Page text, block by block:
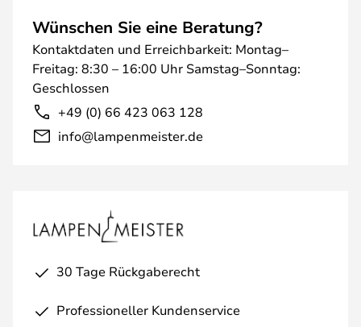
Wünschen Sie eine Beratung?
Kontaktdaten und Erreichbarkeit: Montag–
Freitag: 8:30 – 16:00 Uhr Samstag–Sonntag:
Geschlossen
+49 (0) 66 423 063 128
info@lampenmeister.de
30 Tage Rückgaberecht
Professioneller Kundenservice